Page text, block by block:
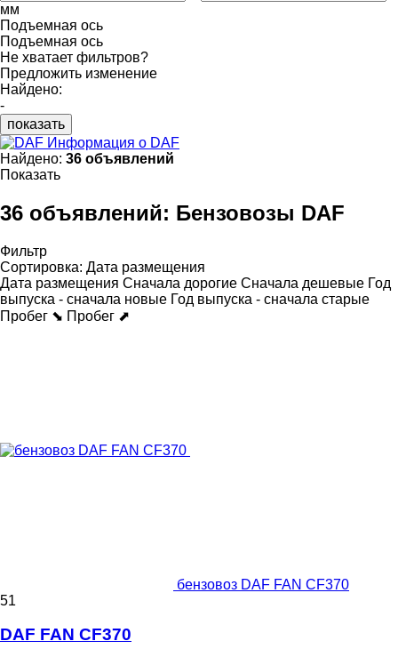
мм
Подъемная ось
Подъемная ось
Не хватает фильтров?
Предложить изменение
Найдено:
-
показать
Информация о DAF
Найдено: 36 объявлений
Показать
36 объявлений: Бензовозы DAF
Фильтр
Сортировка: Дата размещения
Дата размещения Сначала дорогие Сначала дешевые Год
выпуска - сначала новые Год выпуска - сначала старые
Пробег ⬊ Пробег ⬈
бензовоз DAF FAN CF370
51
DAF FAN CF370